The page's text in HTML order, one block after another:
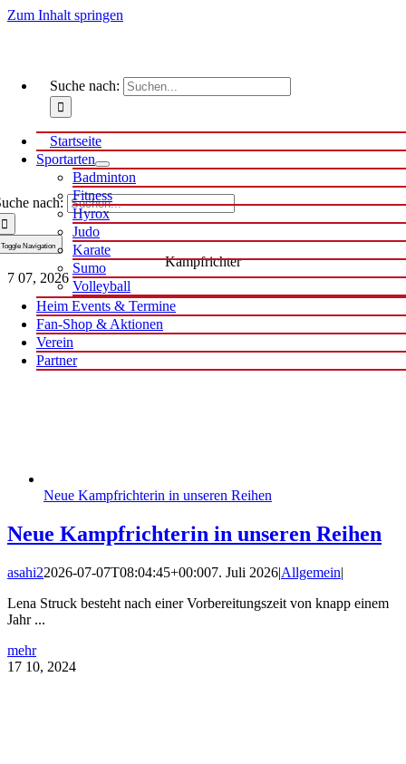
Zum Inhalt springen
nach:
Toggle Navigation
Startseite
Sportarten
Badminton
Fitness
Hyrox
Judo
Karate
Sumo
Volleyball
Heim Events & Termine
Fan-Shop & Aktionen
Verein
Partner
Suche nach:
Kampfrichter
7 07, 2026
Neue Kampfrichterin in unseren Reihen
Neue Kampfrichterin in unseren Reihen
asahi22026-07-07T08:04:45+00:007. Juli 2026|Allgemein|
Lena Struck besteht nach einer Vorbereitungszeit von knapp einem
Jahr ...
mehr
17 10, 2024